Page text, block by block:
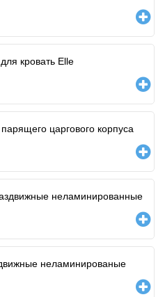
кровать Elle
царгового корпуса
неламинированные
неламинированые